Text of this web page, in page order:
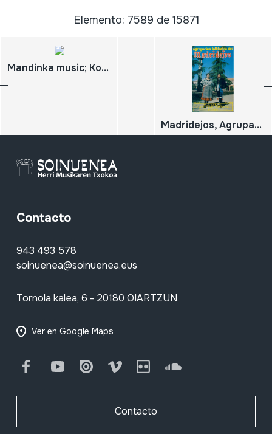
Elemento: 7589 de 15871
Mandinka music; Kora music and songs from the gambia
Madridejos, Agrupación Folklorica de:
Contacto
943 493 578
soinuenea@soinuenea.eus
Tornola kalea, 6 - 20180 OIARTZUN
Ver en Google Maps
FacebookYoutube Issuu Vimeo Flickr SoundCloud
Contacto